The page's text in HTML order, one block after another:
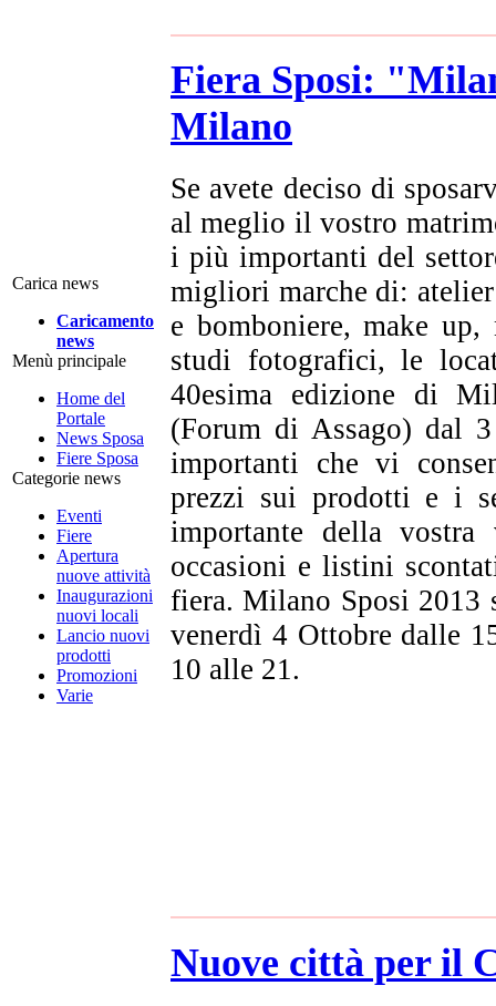
Carica news
Caricamento
news
Menù principale
Home del
Portale
News Sposa
Fiere Sposa
Categorie news
Eventi
Fiere
Apertura
nuove attività
Inaugurazioni
nuovi locali
Lancio nuovi
prodotti
Promozioni
Varie
Fiera Sposi:
Milano
Se avete deciso di
al meglio il vostro
i più importanti del
migliori marche di:
e bomboniere, make
studi fotografici, le
40esima edizione di
(Forum di Assago) dal
importanti che vi
prezzi sui prodotti e i
importante della
occasioni e listini
fiera. Milano Sposi 2013
venerdì 4 Ottobre dalle
10 alle 21.
Nuove città per il